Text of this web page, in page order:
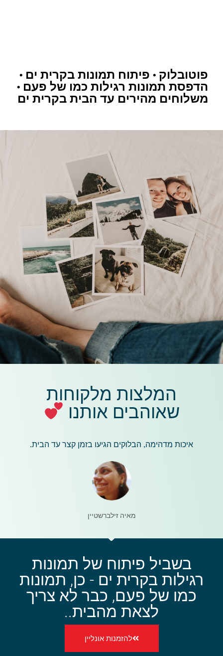
פוטובלוק • פיתוח תמונות בקרית ים •
הדפסת תמונות רגילות כמו של פעם •
משלוחים מהירים עד הבית בקרית ים
המלצות מלקוחות
שאוהבים אותנו
איכות מדהימה, הבלוקים הגיעו בזמן קצר עד הבית.
מאיה זילברשטיין
בשביל פיתוח של תמונות
רגילות בקרית ים - כן, תמונות
כמו של פעם, כבר לא צריך
לצאת מהבית..
להזמנות אונליין